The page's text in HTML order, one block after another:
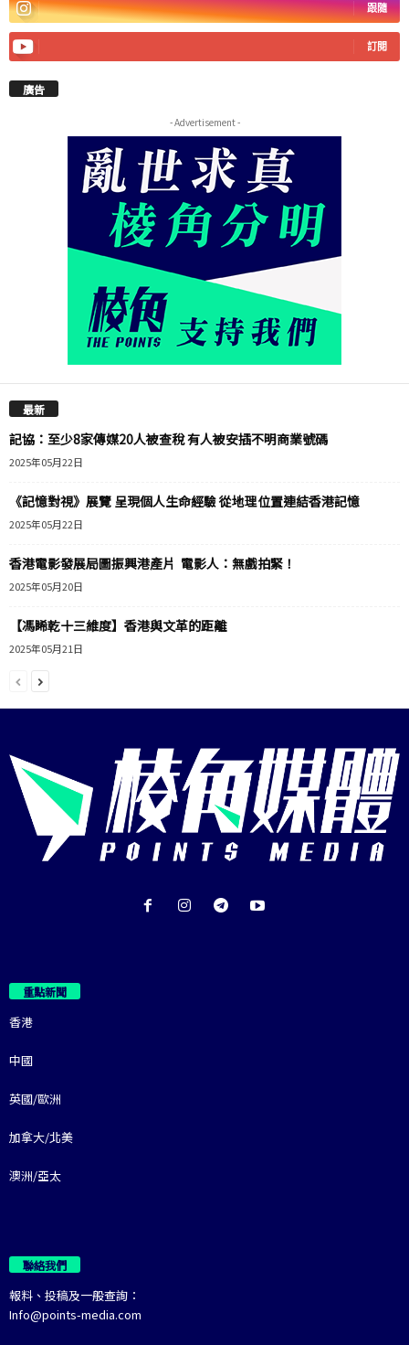
跟隨
訂閱
廣告
- Advertisement -
最新
記協：至少8家傳媒20人被查稅 有人被安插不明商業號碼
2025年05月22日
《記憶對視》展覽 呈現個人生命經驗 從地理位置連結香港記憶
2025年05月22日
香港電影發展局圖振興港產片 電影人：無戲拍緊！
2025年05月20日
【馮睎乾十三維度】香港與文革的距離
2025年05月21日
重點新聞
香港
中國
英國/歐洲
加拿大/北美
澳洲/亞太
聯絡我們
報料、投稿及一般查詢：
Info@points-media.com